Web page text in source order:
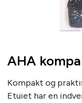
AHA
Kompakt og
Etuiet har en